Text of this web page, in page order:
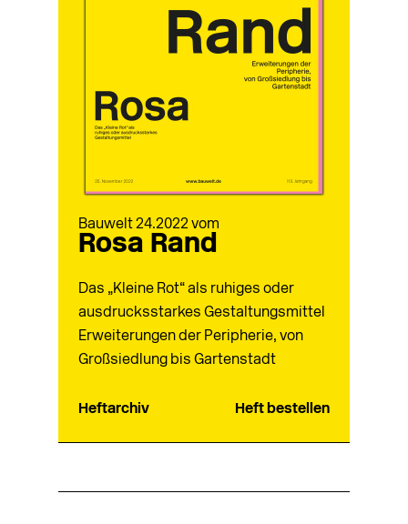
Bauwelt 24.2022 vom
Rosa Rand
Das „Kleine Rot“ als ruhiges oder
ausdrucksstarkes Gestaltungsmittel
Erweiterungen der Peripherie, von
Großsiedlung bis Gartenstadt
Heftarchiv Heft bestellen